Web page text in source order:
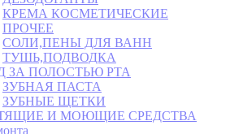
КРЕМА КОСМЕТИЧЕСКИЕ
ПРОЧЕЕ
СОЛИ,ПЕНЫ ДЛЯ ВАНН
ТУШЬ,ПОДВОДКА
ЗА ПОЛОСТЬЮ РТА
ЗУБНАЯ ПАСТА
ЗУБНЫЕ ЩЕТКИ
И МОЮЩИЕ СРЕДСТВА